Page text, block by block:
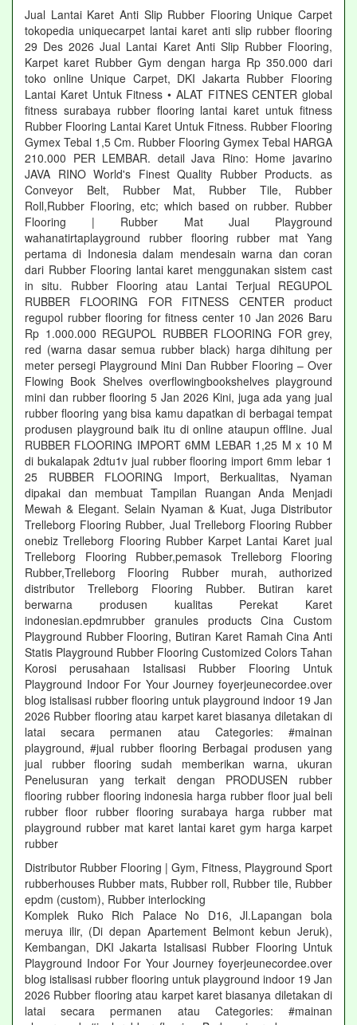
Jual Lantai Karet Anti Slip Rubber Flooring Unique Carpet
tokopedia uniquecarpet lantai karet anti slip rubber flooring
29 Des 2026 Jual Lantai Karet Anti Slip Rubber Flooring,
Karpet karet Rubber Gym dengan harga Rp 350.000 dari
toko online Unique Carpet, DKI Jakarta Rubber Flooring
Lantai Karet Untuk Fitness • ALAT FITNES CENTER global
fitness surabaya rubber flooring lantai karet untuk fitness
Rubber Flooring Lantai Karet Untuk Fitness. Rubber Flooring
Gymex Tebal 1,5 Cm. Rubber Flooring Gymex Tebal HARGA
210.000 PER LEMBAR. detail Java Rino: Home javarino
JAVA RINO World's Finest Quality Rubber Products. as
Conveyor Belt, Rubber Mat, Rubber Tile, Rubber
Roll,Rubber Flooring, etc; which based on rubber. Rubber
Flooring | Rubber Mat Jual Playground
wahanatirtaplayground rubber flooring rubber mat Yang
pertama di Indonesia dalam mendesain warna dan coran
dari Rubber Flooring lantai karet menggunakan sistem cast
in situ. Rubber Flooring atau Lantai Terjual REGUPOL
RUBBER FLOORING FOR FITNESS CENTER product
regupol rubber flooring for fitness center 10 Jan 2026 Baru
Rp 1.000.000 REGUPOL RUBBER FLOORING FOR grey,
red (warna dasar semua rubber black) harga dihitung per
meter persegi Playground Mini Dan Rubber Flooring – Over
Flowing Book Shelves overflowingbookshelves playground
mini dan rubber flooring 5 Jan 2026 Kini, juga ada yang jual
rubber flooring yang bisa kamu dapatkan di berbagai tempat
produsen playground baik itu di online ataupun offline. Jual
RUBBER FLOORING IMPORT 6MM LEBAR 1,25 M x 10 M
di bukalapak 2dtu1v jual rubber flooring import 6mm lebar 1
25 RUBBER FLOORING Import, Berkualitas, Nyaman
dipakai dan membuat Tampilan Ruangan Anda Menjadi
Mewah & Elegant. Selain Nyaman & Kuat, Juga Distributor
Trelleborg Flooring Rubber, Jual Trelleborg Flooring Rubber
onebiz Trelleborg Flooring Rubber Karpet Lantai Karet jual
Trelleborg Flooring Rubber,pemasok Trelleborg Flooring
Rubber,Trelleborg Flooring Rubber murah, authorized
distributor Trelleborg Flooring Rubber. Butiran karet
berwarna produsen kualitas Perekat Karet
indonesian.epdmrubber granules products Cina Custom
Playground Rubber Flooring, Butiran Karet Ramah Cina Anti
Statis Playground Rubber Flooring Customized Colors Tahan
Korosi perusahaan Istalisasi Rubber Flooring Untuk
Playground Indoor For Your Journey foyerjeunecordee.over
blog istalisasi rubber flooring untuk playground indoor 19 Jan
2026 Rubber flooring atau karpet karet biasanya diletakan di
latai secara permanen atau Categories: #mainan
playground, #jual rubber flooring Berbagai produsen yang
jual rubber flooring sudah memberikan warna, ukuran
Penelusuran yang terkait dengan PRODUSEN rubber
flooring rubber flooring indonesia harga rubber floor jual beli
rubber floor rubber flooring surabaya harga rubber mat
playground rubber mat karet lantai karet gym harga karpet
rubber
Distributor Rubber Flooring | Gym, Fitness, Playground Sport
rubberhouses Rubber mats, Rubber roll, Rubber tile, Rubber
epdm (custom), Rubber interlocking
Komplek Ruko Rich Palace No D16, Jl.Lapangan bola
meruya ilir, (Di depan Apartement Belmont kebun Jeruk),
Kembangan, DKI Jakarta Istalisasi Rubber Flooring Untuk
Playground Indoor For Your Journey foyerjeunecordee.over
blog istalisasi rubber flooring untuk playground indoor 19 Jan
2026 Rubber flooring atau karpet karet biasanya diletakan di
latai secara permanen atau Categories: #mainan